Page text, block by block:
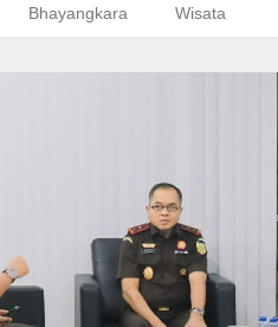
Bhayangkara Wisata